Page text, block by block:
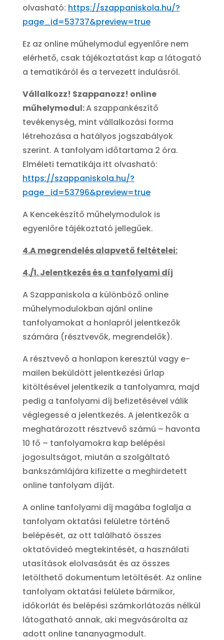
olvasható: https://szappaniskola.hu/?
page_id=53737&preview=true
Ez az online műhelymodul egyenlőre nem
elérhető, csak tájékoztatást kap a látogató
a tematikáról és a tervezett indulásról.
Vállalkozz! Szappanozz! online
műhelymodul:A szappankészítő
tevékenység, mint vállalkozási forma
létrehozása a hatályos jogszabályok
szerint. A tanfolyam időtartama 2 óra.
Elméleti tematikája itt olvasható:
https://szappaniskola.hu/?
page_id=53796&preview=true
A Kencekészítő műhelymodulok is
egyenlőre tájékoztató jellegűek.
4.A megrendelés alapvető feltételei:
4./1. Jelentkezés és a tanfolyami díj
A Szappaniskola a különböző online
műhelymodulokban ajánl online
tanfolyamokat a honlapról jelentkezők
számára (résztvevők, megrendelők).
A résztvevő a honlapon keresztül vagy e-
mailen beküldött jelentkezési űrlap
kitöltésével jelentkezik a tanfolyamra, majd
pedig a tanfolyami díj befizetésével válik
véglegessé a jelentkezés. A jelentkezők a
meghatározott résztvevő számú – havonta
10 fő – tanfolyamokra kap belépési
jogosultságot, miután a szolgáltató
bankszámlájára kifizette a meghirdetett
online tanfolyam díját.
A online tanfolyami díj magába foglalja a
tanfolyam oktatási felületre történő
belépését, az ott található összes
oktatóvideó megtekintését, a használati
utasítások elolvasását és az összes
letölthető dokumentum letöltését. Az online
tanfolyam oktatási felülete bármikor,
időkorlát és belépési számkorlátozás nélkül
látogatható annak, aki megvásárolta az
adott online tananyagmodult.